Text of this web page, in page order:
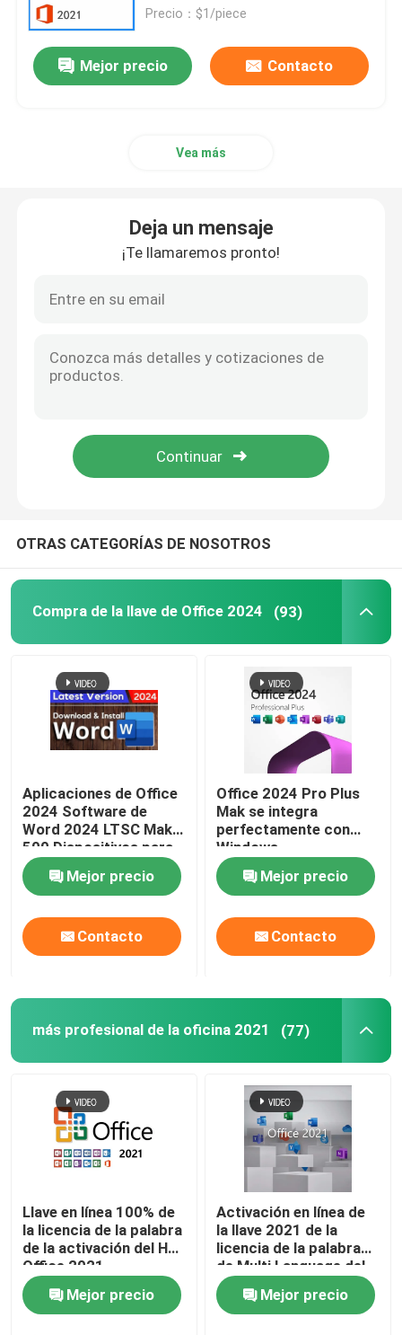
Más profesional de la oficina 2019
Se aplicará el procedimiento siguiente:
Windows 11 profesional
El servidor de Windows 2025
El servidor de Windows 2022
Servidor SQL estándar 2019
Precio：$1/piece
Mejor precio Contacto
Vea más
Deja un mensaje
¡Te llamaremos pronto!
OTRAS CATEGORÍAS DE NOSOTROS
Compra de la llave de Office 2024 (93)
Aplicaciones de Office
2024 Software de
Word 2024 LTSC Mak
500 Dispositivos para
Windows
Mejor precio
Contacto
Office 2024 Pro Plus
Mak se integra
perfectamente con
Windows
proporcionando una
experiencia familiar y
de usuario
Mejor precio
Contacto
más profesional de la oficina 2021 (77)
Llave en línea 100% de
la licencia de la palabra
de la activación del HS
Office 2021
Mejor precio
Activación en línea de
la llave 2021 de la
licencia de la palabra
de Multi Language del
hogar y del estudiante
Mejor precio